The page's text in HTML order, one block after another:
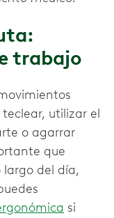
trabajo
utilizar el
o agarrar
que
largo del día,
si